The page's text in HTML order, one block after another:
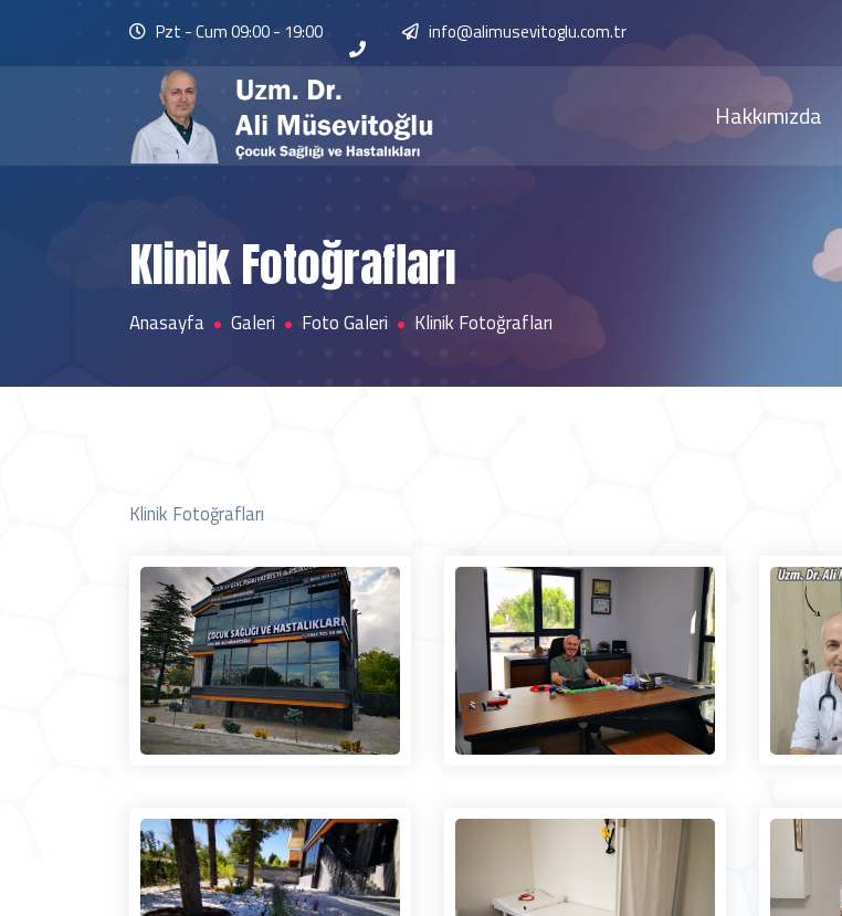
Pzt - Cum 09:00 - 19:00 info@alimusevitoglu.com.tr
Hakkımızda
Klinik Fotoğrafları
Anasayfa Galeri Foto Galeri Klinik Fotoğrafları
Klinik Fotoğrafları